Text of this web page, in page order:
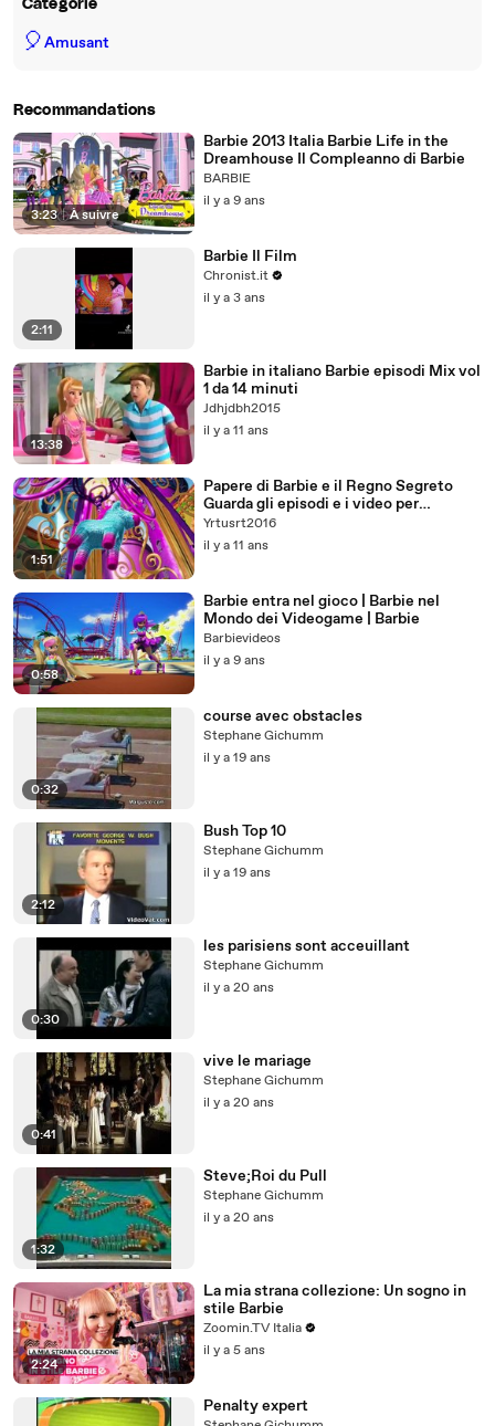
Catégorie
🎈Amusant
Recommandations
3:23 | À suivre
Barbie 2013 Italia Barbie Life in the
Dreamhouse Il Compleanno di Barbie
BARBIE
il y a 9 ans
2:11
Barbie Il Film
Chronist.it
il y a 3 ans
13:38
Barbie in italiano Barbie episodi Mix vol
1 da 14 minuti
Jdhjdbh2015
il y a 11 ans
1:51
Papere di Barbie e il Regno Segreto
Guarda gli episodi e i video per
bambine Barbie
Yrtusrt2016
il y a 11 ans
0:58
Barbie entra nel gioco | Barbie nel
Mondo dei Videogame | Barbie
Barbievideos
il y a 9 ans
0:32
course avec obstacles
Stephane Gichumm
il y a 19 ans
2:12
Bush Top 10
Stephane Gichumm
il y a 19 ans
0:30
les parisiens sont acceuillant
Stephane Gichumm
il y a 20 ans
0:41
vive le mariage
Stephane Gichumm
il y a 20 ans
1:32
Steve;Roi du Pull
Stephane Gichumm
il y a 20 ans
2:24
La mia strana collezione: Un sogno in
stile Barbie
Zoomin.TV Italia
il y a 5 ans
Penalty expert